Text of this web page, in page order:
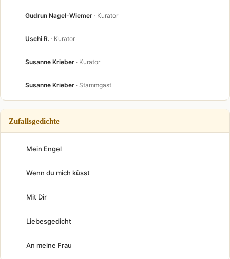
Gudrun Nagel-Wiemer · Kurator
Uschi R. · Kurator
Susanne Krieber · Kurator
Susanne Krieber · Stammgast
Zufallsgedichte
Mein Engel
Wenn du mich küsst
Mit Dir
Liebesgedicht
An meine Frau